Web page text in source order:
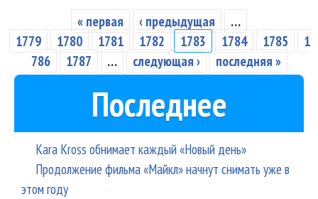
Страницы
« первая ‹ предыдущая
…
1779
1780 1781 1782 1783 1784 1785
1
786
1787 … следующая › последняя »
Последнее
Kara Kross обнимает каждый «Новый день»
Продолжение фильма «Майкл» начнут снимать уже в
этом году